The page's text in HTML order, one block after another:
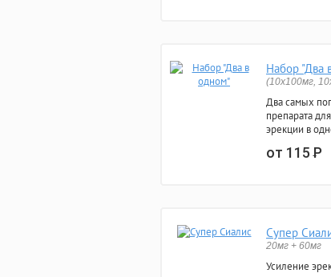
Набор "Два
(10x100мг,
Два самых
препарата
эрекции в
от 115Р
Супер
20мг + 60мг
Усиление